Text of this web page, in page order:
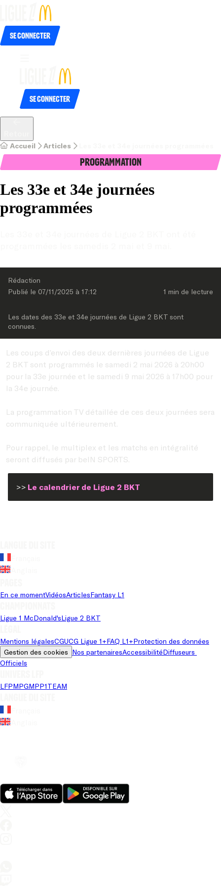
Se connecter
Se connecter
Accueil Articles
Programmation
Les 33e et 34e journées
programmées
Rédaction
Publié le 07/11/2025 à 17:12 1 min de lecture
Les dates des 33e et 34e journées de Ligue 2 BKT sont
connues.
Les coups d’envoi des deux dernières journées de Ligue
2 BKT sont programmés le samedi 2 mai 2026 à 20h00
pour la 33e journée et le samedi 9 mai 2026 à 17h00 pour
la 34e journée.
La programmation TV détaillée de ces deux journées sera
communiquée ultérieurement.
Pour rappel, le multiplex et les matchs en intégralité
seront diffusés par beIN SPORTS.
>> Le calendrier de Ligue 2 BKT
En ce momentVidéosArticlesFantasy L1
Ligue 1 McDonald'sLigue 2 BKT
Mentions légalesCGUCG Ligue 1+FAQ L1+Protection des données
Gestion des cookies Nos partenairesAccessibilitéDiffuseurs
Officiels
LFPMPGMPP1TEAM